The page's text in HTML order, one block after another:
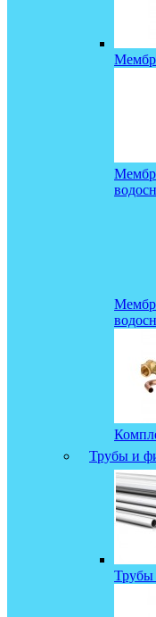
Трубы и
Трубы